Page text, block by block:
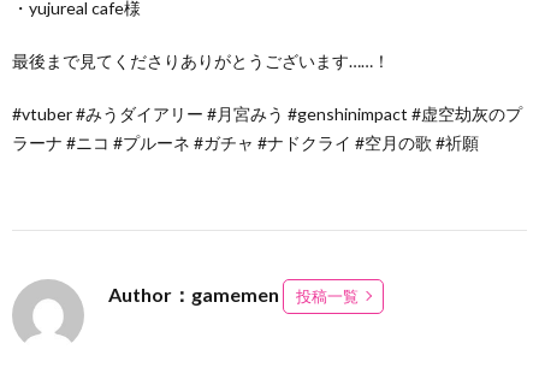
・yujureal cafe様
最後まで見てくださりありがとうございます……！
#vtuber #みうダイアリー #月宮みう #genshinimpact #虚空劫灰のプ
ラーナ #ニコ #プルーネ #ガチャ #ナドクライ #空月の歌 #祈願
Author：gamemen 投稿一覧